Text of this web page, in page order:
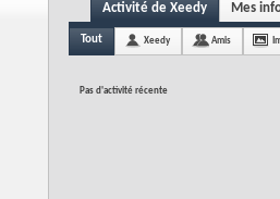
Activité de Xeedy Mes
Tout Xeedy Amis
Pas d'activité récente